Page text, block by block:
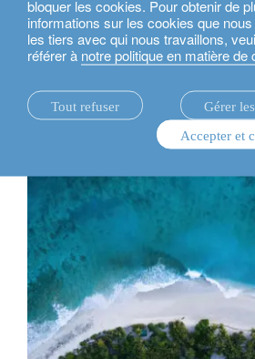
bloquer les cookies. Pour obtenir de
informations sur les cookies que
les tiers avec qui nous travaillons,
référer à notre politique en matière de
Tout refuser
Gérer
Accepter et
Français